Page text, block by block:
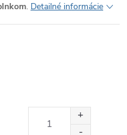
. Detailné informácie